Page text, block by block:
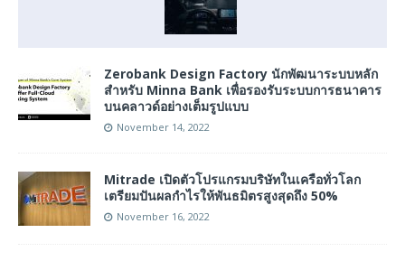
Zerobank Design Factory นักพัฒนาระบบหลัก
สำหรับ Minna Bank เพื่อรองรับระบบการธนาคาร
บนคลาวด์อย่างเต็มรูปแบบ
November 14, 2022
Mitrade เปิดตัวโปรแกรมบริษัทในเครือทั่วโลก
เตรียมปันผลกำไรให้พันธมิตรสูงสุดถึง 50%
November 16, 2022